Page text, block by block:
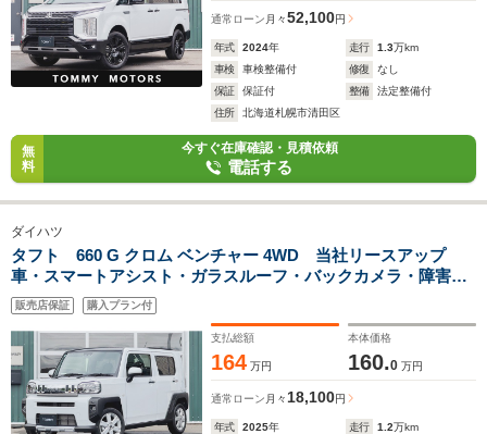
通常ローン 月々52,100円
年式 2024年 走行 1.3万km
車検
車検整備付 修復
なし
保証
保証付 整備
法定整備付
住所
北海道札幌市清田区
無
料
今すぐ在庫確認・見積依頼
電話する
ダイハツ
タフト 660 G クロム ベンチャー 4WD 当社リースアップ
車・スマートアシスト・ガラスルーフ・バックカメラ・障害物
センサー・シートヒーター・アダプティブクルーズコントロー
ル・純正15インチAW・衝突軽減ブレーキ
販売店保証 購入プラン付
支払総額
164 万円
本体価格
160.0 万円
通常ローン 月々 18,100円
年式 2025年 走行 1.2万km